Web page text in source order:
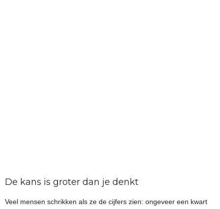
De kans is groter dan je denkt
Veel mensen schrikken als ze de cijfers zien: ongeveer een kwart